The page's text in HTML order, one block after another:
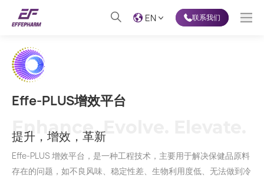
EN 联系我们
Effe-PLUS增效平台
Enhance. Evolve. Elevate.
提升，增效，革新
Effe-PLUS 增效平台，是一种工程技术，主要用于解决保健品原料
存在的问题，如不良风味、稳定性差、生物利用度低、无法做到冷